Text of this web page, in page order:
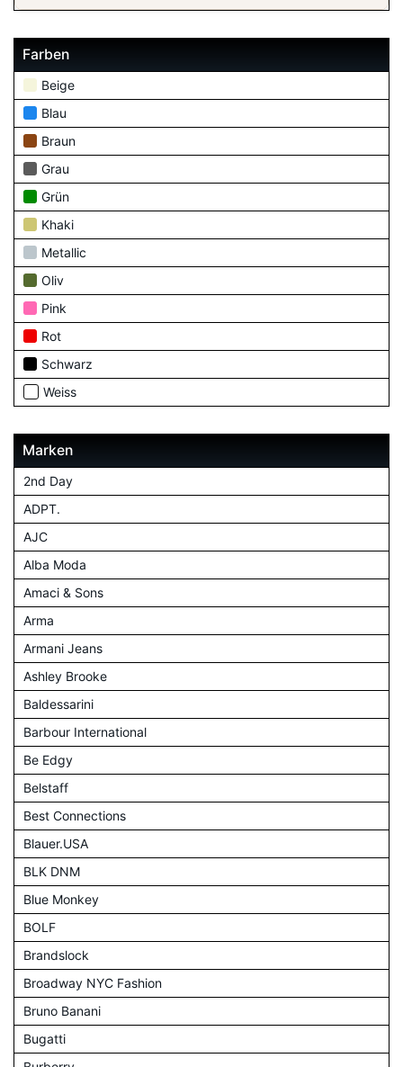
Farben
Beige
Blau
Braun
Grau
Grün
Khaki
Metallic
Oliv
Pink
Rot
Schwarz
Weiss
Marken
2nd Day
ADPT.
AJC
Alba Moda
Amaci & Sons
Arma
Armani Jeans
Ashley Brooke
Baldessarini
Barbour International
Be Edgy
Belstaff
Best Connections
Blauer.USA
BLK DNM
Blue Monkey
BOLF
Brandslock
Broadway NYC Fashion
Bruno Banani
Bugatti